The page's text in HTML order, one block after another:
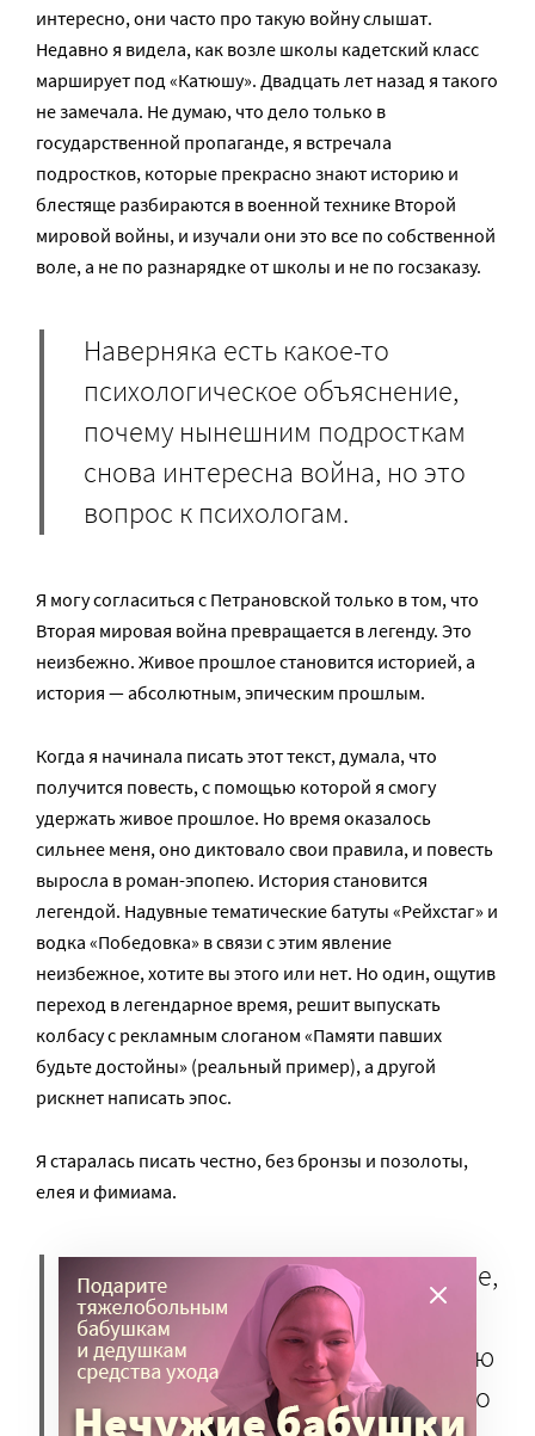
интересно, они часто про такую войну слышат.
Недавно я видела, как возле школы кадетский класс
марширует под «Катюшу». Двадцать лет назад я такого
не замечала. Не думаю, что дело только в
государственной пропаганде, я встречала
подростков, которые прекрасно знают историю и
блестяще разбираются в военной технике Второй
мировой войны, и изучали они это все по собственной
воле, а не по разнарядке от школы и не по госзаказу.
Наверняка есть какое-то
психологическое объяснение,
почему нынешним подросткам
снова интересна война, но это
вопрос к психологам.
Я могу согласиться с Петрановской только в том, что
Вторая мировая война превращается в легенду. Это
неизбежно. Живое прошлое становится историей, а
история — абсолютным, эпическим прошлым.
Когда я начинала писать этот текст, думала, что
получится повесть, с помощью которой я смогу
удержать живое прошлое. Но время оказалось
сильнее меня, оно диктовало свои правила, и повесть
выросла в роман-эпопею. История становится
легендой. Надувные тематические батуты «Рейхстаг» и
водка «Победовка» в связи с этим явление
неизбежное, хотите вы этого или нет. Но один, ощутив
переход в легендарное время, решит выпускать
колбасу с рекламным слоганом «Памяти павших
будьте достойны» (реальный пример), а другой
рискнет написать эпос.
Я старалась писать честно, без бронзы и позолоты,
елея и фимиама.
А вообще проблема не в колбасе,
причина появления колбасы
лежит глубже: мы забываем свою
историю, довольствуясь тем, что